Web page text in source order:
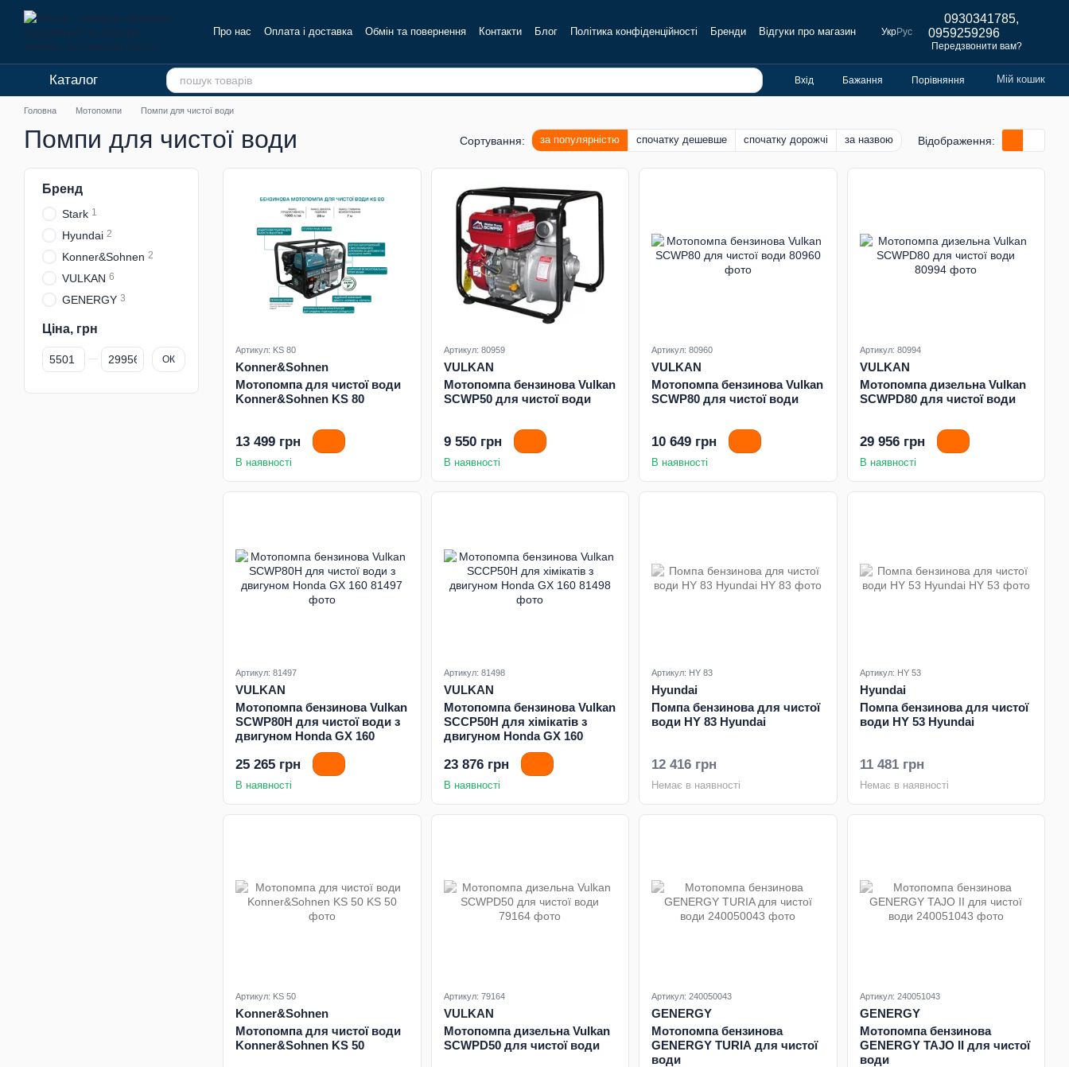
Перейти до основного контенту
Про нас Оплата і доставка Обмін та повернення Контакти Блог Політика конфіденційності Бренди Відгуки про магазин УкрРус
0930341785,
0959259296
Передзвонити вам?
Каталог Вхід Бажання Порівняння Мій кошик
Головна Мотопомпи Помпи для чистої води
Помпи для чистої води Сортування: за популярністю спочатку дешевше спочатку дорожчі за назвою Відображення:
Артикул: KS 80
Konner&Sohnen
Мотопомпа для чистої води
Konner&Sohnen KS 80
13 499 грн
В наявності
Артикул: 80959
VULKAN
Мотопомпа бензинова Vulkan
SCWP50 для чистої води
9 550 грн
В наявності
Артикул: 80960
VULKAN
Мотопомпа бензинова Vulkan
SCWP80 для чистої води
10 649 грн
В наявності
Артикул: 80994
VULKAN
Мотопомпа дизельна Vulkan
SCWPD80 для чистої води
29 956 грн
В наявності
Артикул: 81497
VULKAN
Мотопомпа бензинова Vulkan
SCWP80H для чистої води з
двигуном Honda GX 160
25 265 грн
В наявності
Артикул: 81498
VULKAN
Мотопомпа бензинова Vulkan
SCCP50H для хімікатів з
двигуном Honda GX 160
23 876 грн
В наявності
Артикул: HY 83
Hyundai
Помпа бензинова для чистої
води HY 83 Hyundai
12 416 грн
Немає в наявності
Артикул: HY 53
Hyundai
Помпа бензинова для чистої
води HY 53 Hyundai
11 481 грн
Немає в наявності
Артикул: KS 50
Konner&Sohnen
Мотопомпа для чистої води
Konner&Sohnen KS 50
Артикул: 79164
VULKAN
Мотопомпа дизельна Vulkan
SCWPD50 для чистої води
Артикул: 240050043
GENERGY
Мотопомпа бензинова
GENERGY TURIA для чистої
води
Артикул: 240051043
GENERGY
Мотопомпа бензинова
GENERGY TAJO II для чистої
води
Бренд
Stark 1
Hyundai 2
Konner&Sohnen 2
VULKAN 6
GENERGY 3
Ціна, грн
Від Ціна, грн
До Ціна, грн ОК